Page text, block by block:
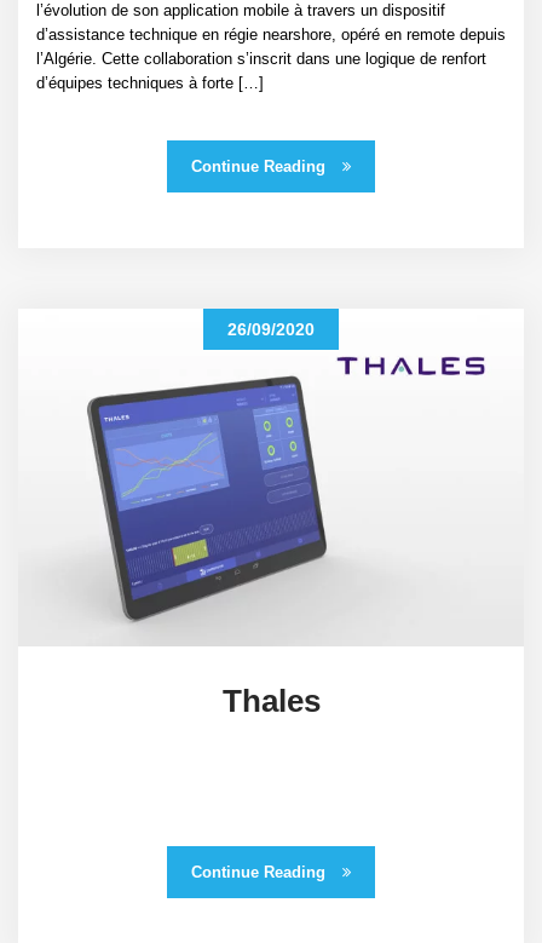
l’évolution de son application mobile à travers un dispositif
d’assistance technique en régie nearshore, opéré en remote depuis
l’Algérie. Cette collaboration s’inscrit dans une logique de renfort
d’équipes techniques à forte […]
Continue Reading
26/09/2020
Thales
Continue Reading